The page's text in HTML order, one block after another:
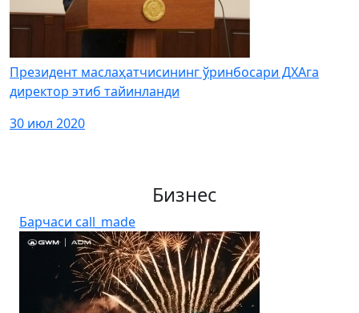
Президент маслаҳатчисининг ўринбосари ДХАга
директор этиб тайинланди
30 июл 2020
Бизнес
Барчаси call_made